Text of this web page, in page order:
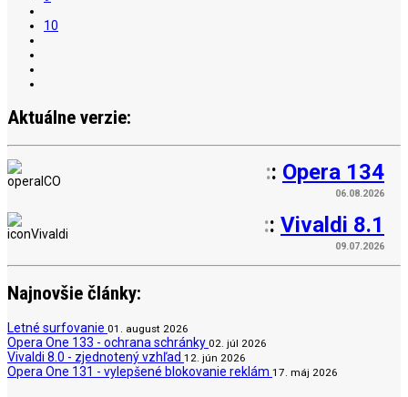
10
Aktuálne verzie:
:: Opera 134
06.08.2026
:: Vivaldi 8.1
09.07.2026
Najnovšie články:
Letné surfovanie 01. august 2026
Opera One 133 - ochrana schránky 02. júl 2026
Vivaldi 8.0 - zjednotený vzhľad 12. jún 2026
Opera One 131 - vylepšené blokovanie reklám 17. máj 2026